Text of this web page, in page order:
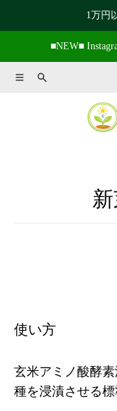
1万円
■NEW■
メニュー捜索
使い方
玄米アミノ酸酵
種を浸漬させる標